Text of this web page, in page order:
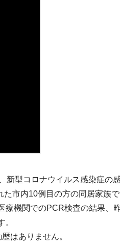
型コロナウイルス感染症の
市内10例目の方の同居家族で
機関でのPCR検査の結果、
はありません。